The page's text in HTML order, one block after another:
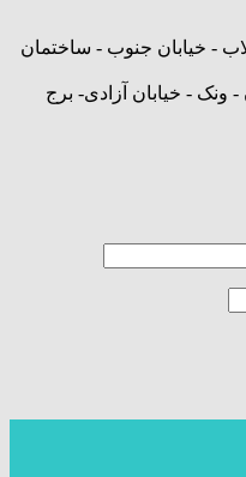
- خیابان جنوب - ساختمان
ونک - خیابان آزادی- برج